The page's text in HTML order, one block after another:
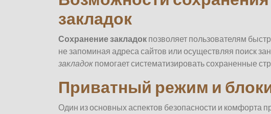
закладок
Сохранение закладок позволяет пользователям
не запоминая адреса сайтов или осуществляя поиск
закладок помогает систематизировать сохраненные
Приватный режим и
Один из основных аспектов безопасности и комфорта